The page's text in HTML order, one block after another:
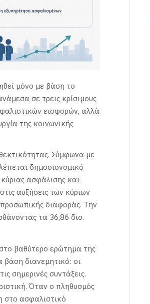
μόνο με βάση το
σε τρεις κρίσιμους
εισφορών, αλλά
της κοινωνικής
Σύμφωνα με
δημοσιονομικό
ασφάλισης και
αυξήσεις των κύριων
διαφοράς. Την
τα 36,86 δισ.
βαθύτερο ερώτημα της
διανεμητικό: οι
σημερινές συντάξεις.
Όταν ο πληθυσμός
στο ασφαλιστικό